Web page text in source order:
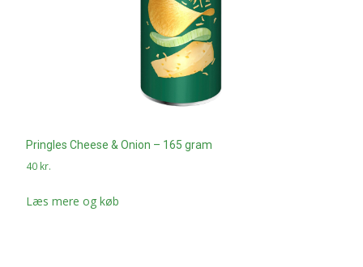
Pringles Cheese & Onion – 165 gram
40 kr.
Læs mere og køb